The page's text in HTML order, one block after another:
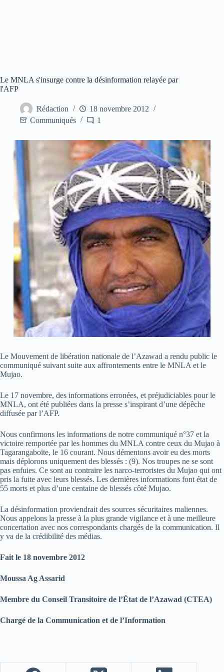
Le MNLA s'insurge contre la désinformation relayée par
l'AFP
Rédaction
18 novembre 2012
Communiqués
1
Le Mouvement de libération nationale de l’Azawad a rendu public le
communiqué suivant suite aux affrontements entre le MNLA et le
Mujao.
Le 17 novembre, des informations erronées, et préjudiciables pour le
MNLA, ont été publiées dans la presse s’inspirant d’une dépêche
diffusée par l’AFP.
Nous confirmons les informations de notre communiqué n°37 et la
victoire remportée par les hommes du MNLA contre ceux du Mujao à
Tagarangaboïte, le 16 courant. Nous démentons avoir eu des morts
mais déplorons uniquement des blessés : (9). Nos troupes ne se sont
pas enfuies. Ce sont au contraire les narco-terroristes du Mujao qui ont
pris la fuite avec leurs blessés. Les dernières informations font état de
55 morts et plus d’une centaine de blessés côté Mujao.
La désinformation proviendrait des sources sécuritaires maliennes.
Nous appelons la presse à la plus grande vigilance et à une meilleure
concertation avec nos correspondants chargés de la communication. Il
y va de la crédibilité des médias.
Fait le 18 novembre 2012
Moussa Ag Assarid
Membre du Conseil Transitoire de l’État de l’Azawad (CTEA)
Chargé de la Communication et de l’Information